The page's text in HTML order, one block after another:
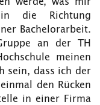
werde, was mir
die Richtung
Bachelorarbeit.
an der TH
meinen
sein, dass ich der
den Rücken
in einer Firma